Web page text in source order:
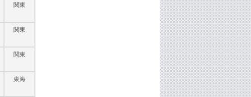
関東
関東
関東
東海